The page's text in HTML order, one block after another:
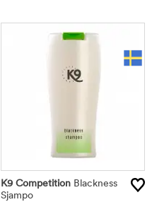
K9 Competition Blackness
Sjampo